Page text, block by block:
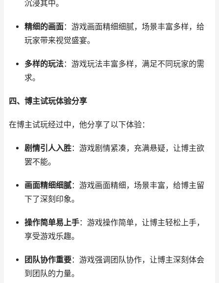
沉浸其中。
精细的画面：游戏画面精细细腻，场景丰富多样，给
玩家带来视觉盛宴。
多样的玩法：游戏玩法丰富多样，满足不同玩家的需
求。
四、博主试玩体验分享
在博主试玩经过中，他分享了以下体验：
剧情引人入胜：游戏剧情紧凑，充满悬疑，让博主欲
罢不能。
画面精细细腻：游戏画面精细，场景丰富，给博主留
下了深刻印象。
操作简单易上手：游戏操作简单，让博主轻松上手，
享受游戏乐趣。
团队协作重要：游戏强调团队协作，让博主深刻体会
到团队的力量。